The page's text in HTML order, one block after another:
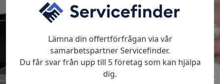
Lämna din offertförfrågan via vår
samarbetspartner Servicefinder.
Du får svar från upp till 5 företag som kan hjälpa
dig.